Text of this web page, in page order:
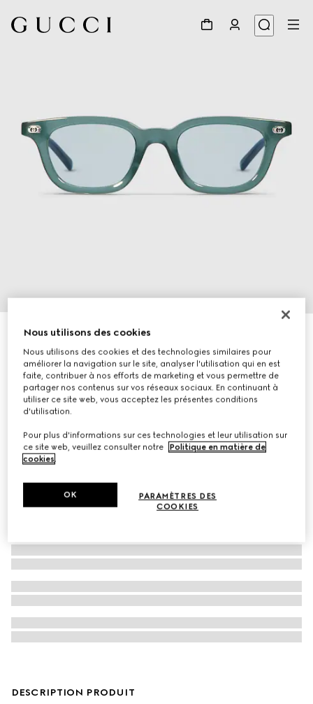
Lunettes de soleil ovales
€ 275
Déclinaisonsbleu opale
DESCRIPTION PRODUIT
Nous utilisons des cookies
Nous utilisons des cookies et des technologies similaires pour
améliorer la navigation sur le site, analyser l'utilisation qui en est
faite, contribuer à nos efforts de marketing et vous permettre de
partager nos contenus sur vos réseaux sociaux. En continuant à
utiliser ce site web, vous acceptez les présentes conditions
d'utilisation.
Pour plus d'informations sur ces technologies et leur utilisation sur
ce site web, veuillez consulter notre
Politique en matière de
cookies.
PARAMÈTRES DES
COOKIES
OK